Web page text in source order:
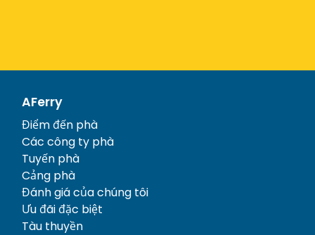
AFerry
Điểm đến phà
Các công ty phà
Tuyến phà
Cảng phà
Đánh giá của chúng tôi
Ưu đãi đặc biệt
Tàu thuyền